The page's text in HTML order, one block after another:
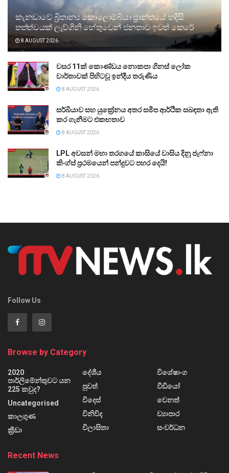
කැනඩාවේ බ්‍රිතාන්‍ය කොලොම්බියා ප්‍රාන්තයේ හදිසි
තත්ත්වයක් ලැව්ගිනි හේතුවෙන් ජනතාව ඉවත් කෙරේ
8 AUGUST 2026
වසර 11ක් කොණ්ඩය නොකපා ගිනස් ලෝක
වාර්තාවක් පිහිටවූ ඉන්දීය තරුණිය
8 AUGUST 2026
සර්බියාව සහ යුක්‍රේනය අතර සමීප ආර්ථික සබඳතා ඇති
කර ගැනීමට එකඟතාව
8 AUGUST 2026
LPL අවසන් මහා තරගයේ කාසියේ වාසිය දිනූ ජැෆ්නා
කිංග්ස් ප්‍රථමයෙන් පන්දුවට පහර දෙයි!
8 AUGUST 2026
Follow Us
Browse by Category
2020
පාර්ලිමේන්තුවට යන
225 කවුද?
Uncategorised
කාලගුණ
ක්‍රීඩා
දේශීය
පුවත්
විදෙස්
විනිවිද
විලාසිතා
විශේෂාංග
වීඩියෝ
වෙනත්
ව්‍යාපාර
සංවර්ධන
Recent News